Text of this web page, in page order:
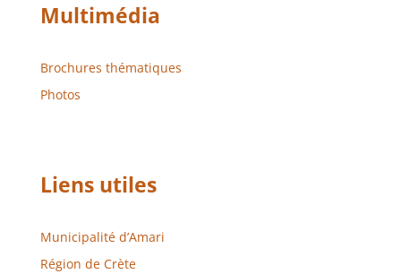
Multimédia
Brochures thématiques
Photos
Liens utiles
Municipalité d’Amari
Région de Crète